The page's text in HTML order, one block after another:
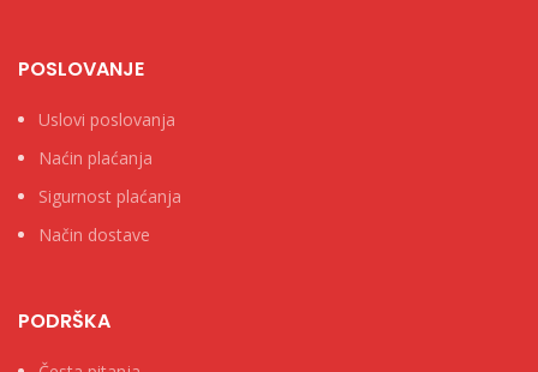
POSLOVANJE
Uslovi poslovanja
Naćin plaćanja
Sigurnost plaćanja
Način dostave
PODRŠKA